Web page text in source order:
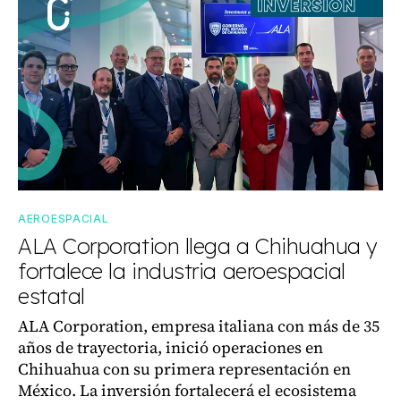
AEROESPACIAL
ALA Corporation llega a Chihuahua y
fortalece la industria aeroespacial
estatal
ALA Corporation, empresa italiana con más de 35
años de trayectoria, inició operaciones en
Chihuahua con su primera representación en
México. La inversión fortalecerá el ecosistema